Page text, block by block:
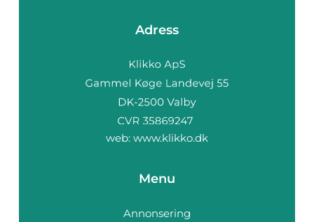
Adress
web: www.klikko.dk
Menu
Annonsering